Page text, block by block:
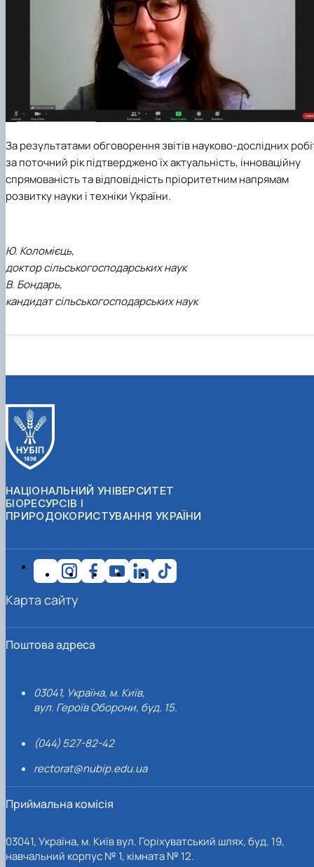
За результатами обговорення звітів науково-дослідних
за поточний рік підтверджено їх актуальність, інноваційну
спрямованість та відповідність пріоритетним напрямам
розвитку науки і техніки України.
Ю. Коломієць,
доктор сільськогосподарських наук
В. Бондарь,
кандидат сільськогосподарських наук
НАЦІОНАЛЬНИЙ УНІВЕРСИТЕТ
БІОРЕСУРСІВ І
ПРИРОДОКОРИСТУВАННЯ УКРАЇНИ
Поштова адреса
03041, Україна, м. Київ,
вул. Героїв Оборони, буд. 15.
(044) 527-82-42
rectorat@nubip.edu.ua
Приймальна комісія
03041, Україна, м. Київ вул. Горіхуватський шлях, буд. 19,
навчальний корпус № 1, кімната № 12.
Карта сайту